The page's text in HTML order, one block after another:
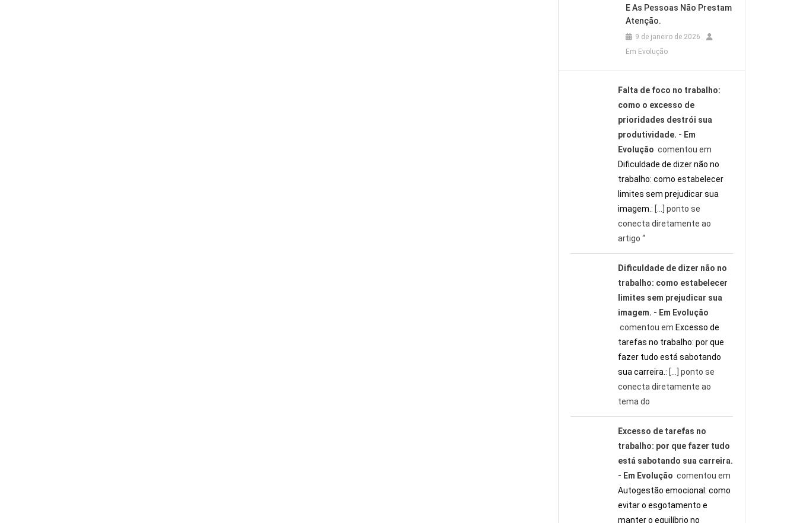
E As Pessoas Não Prestam
Atenção.
9 de janeiro de 2026
Em Evolução
Falta de foco no trabalho:
como o excesso de
prioridades destrói sua
produtividade. - Em
Evolução comentou em
Dificuldade de dizer não no
trabalho: como estabelecer
limites sem prejudicar sua
imagem. : […] ponto se
conecta diretamente ao
artigo “
Dificuldade de dizer não no
trabalho: como estabelecer
limites sem prejudicar sua
imagem. - Em Evolução
comentou em Excesso de
tarefas no trabalho: por que
fazer tudo está sabotando
sua carreira. : […] ponto se
conecta diretamente ao
tema do
Excesso de tarefas no
trabalho: por que fazer tudo
está sabotando sua carreira.
- Em Evolução comentou em
Autogestão emocional: como
evitar o esgotamento e
manter o equilíbrio no